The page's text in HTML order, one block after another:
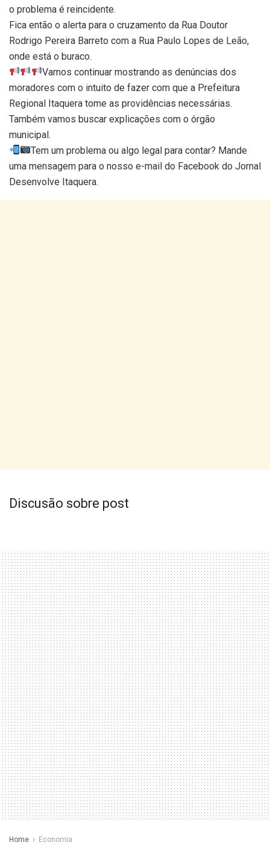
o problema é reincidente.
Fica então o alerta para o cruzamento da Rua Doutor
Rodrigo Pereira Barreto com a Rua Paulo Lopes de Leão,
onde está o buraco.
Vamos continuar mostrando as denúncias dos
moradores com o intuito de fazer com que a Prefeitura
Regional Itaquera tome as providências necessárias.
Também vamos buscar explicações com o órgão
municipal.
Tem um problema ou algo legal para contar? Mande
uma mensagem para o nosso e-mail do Facebook do Jornal
Desenvolve Itaquera.
Discusão sobre post
Home Economia